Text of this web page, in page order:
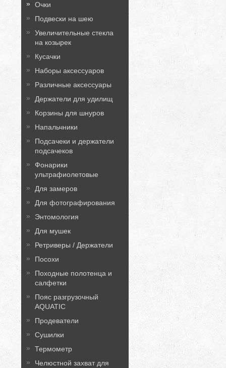
Очки
Подвески на шею
Увеличительные стекла
на козырек
Кусачки
Наборы аксессуаров
Различные аксессуары
Держатели для удилищ
Корзины для шнуров
Напальчники
Подсачеки и держатели
подсачеков
Фонарики
ультрафиолетовые
Для замеров
Для фотографирования
Энтомология
Для мушек
Ретриверы / Держатели
Посохи
Походные полотенца и
салфетки
Пояс разгрузочный
AQUATIC
Продеватели
Сушилки
Термометр
Челюстной захват для